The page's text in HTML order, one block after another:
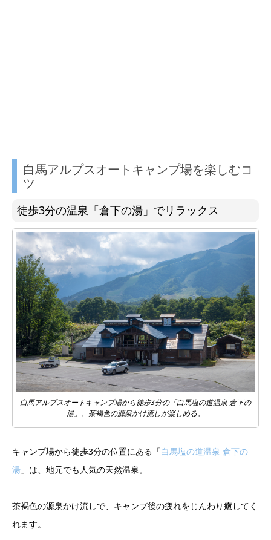
白馬アルプスオートキャンプ場を楽しむコ
ツ
徒歩3分の温泉「倉下の湯」でリラックス
白馬アルプスオートキャンプ場から徒歩3分の「白馬塩の道温泉 倉下の
湯」。茶褐色の源泉かけ流しが楽しめる。
キャンプ場から徒歩3分の位置にある「白馬塩の道温泉 倉下の
湯 」は、地元でも人気の天然温泉。
茶褐色の源泉かけ流しで、キャンプ後の疲れをじんわり癒してく
れます。